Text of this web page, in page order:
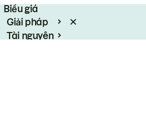
Biểu giá
Giải pháp
Tài nguyên